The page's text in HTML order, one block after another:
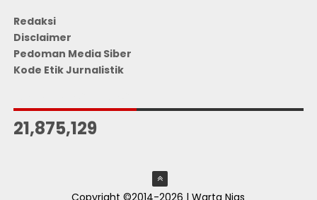
Redaksi
Disclaimer
Pedoman Media Siber
Kode Etik Jurnalistik
21,875,129
Copyright ©2014-2026 | Warta Nias